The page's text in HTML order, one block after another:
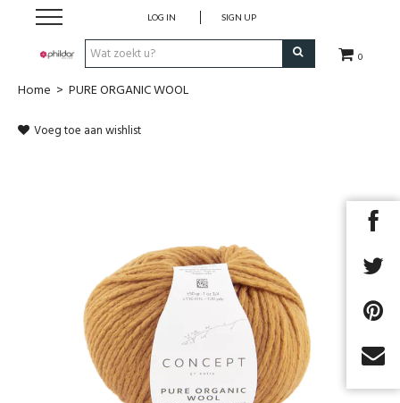
0
LOG IN SIGN UP
Home
KLEDING SPRING/SUMMER 2026
Home > PURE ORGANIC WOOL
Voeg toe aan wishlist